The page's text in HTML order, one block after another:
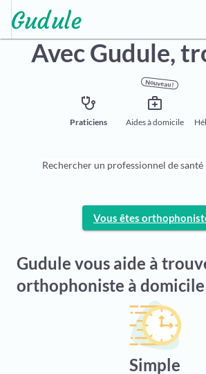
Avec Gudule,
stethoscope
Praticiens
Nouveau !
medical_services
Aides à domicile
Rechercher un professionnel de santé
Vous êtes
Gudule vous aide à
orthophoniste à
Simple